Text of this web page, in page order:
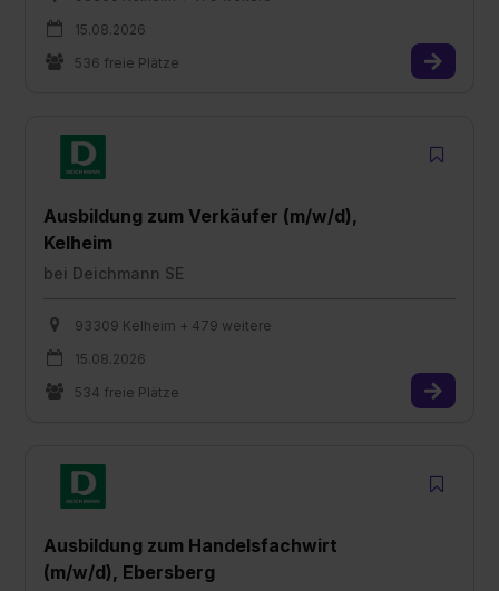
15.08.2026
536 freie Plätze
Ausbildung zum Verkäufer (m/w/d),
Kelheim
bei Deichmann SE
93309 Kelheim + 479 weitere
15.08.2026
534 freie Plätze
Ausbildung zum Handelsfachwirt
(m/w/d), Ebersberg